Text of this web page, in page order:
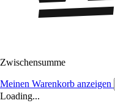
Zwischensumme
Meinen Warenkorb anzeigen
Loading...